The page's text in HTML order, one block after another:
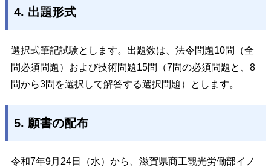
4. 出題形式
選択式筆記試験とします。出題数は、法令問題10問（全
問必須問題）および技術問題15問（7問の必須問題と、8
問から3問を選択して解答する選択問題）とします。
5. 願書の配布
令和7年9月24日（水）から、滋賀県商工観光労働部イノ